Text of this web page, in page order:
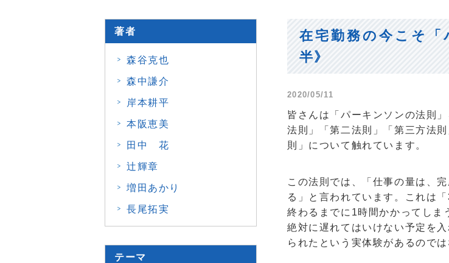
在宅勤務の今こそ
半》
2020/05/11
皆さんは「パーキンソンの法則
法則」「第二法則」「第三方法
則」について触れています。
この法則では、「仕事の量は、
る」と言われています。これは
終わるまでに1時間かかってしま
絶対に遅れてはいけない予定を
られたという実体験があるので
著者
森谷克也
森中謙介
岸本耕平
本阪恵美
田中 花
辻輝章
増田あかり
長尾拓実
テーマ